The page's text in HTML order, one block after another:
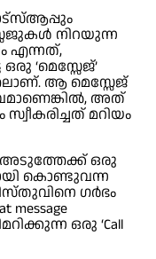
നിറയുന്ന
എന്നത്,
ഒരു ‘മെസ്സേജ്’
ആ മെസ്സേജ്
അത്
മറിയം
അടുത്തേക്ക് ഒരു
കൊണ്ടുവന്ന
ഗർഭം
ഒരു ‘Call